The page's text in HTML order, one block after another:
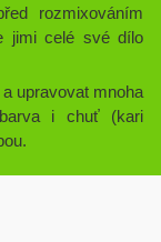
rozmixováním
jimi celé své dílo
upravovat mnoha
i chuť (kari